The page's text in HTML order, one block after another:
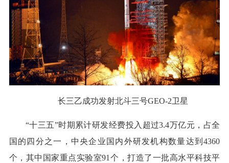
长三乙成功发射北斗三号GEO-2卫星
“十三五”时期累计研发经费投入超过3.4万亿元，占全
国的四分之一，中央企业国内外研发机构数量达到4360
个，其中国家重点实验室91个，打造了一批高水平科技平